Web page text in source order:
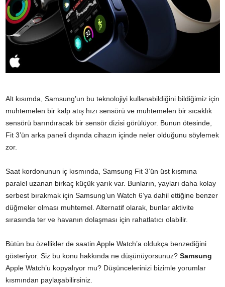
Alt kısımda, Samsung’un bu teknolojiyi kullanabildiğini bildiğimiz için
muhtemelen bir kalp atış hızı sensörü ve muhtemelen bir sıcaklık
sensörü barındıracak bir sensör dizisi görülüyor. Bunun ötesinde,
Fit 3’ün arka paneli dışında cihazın içinde neler olduğunu söylemek
zor.
Saat kordonunun iç kısmında, Samsung Fit 3’ün üst kısmına
paralel uzanan birkaç küçük yarık var. Bunların, yayları daha kolay
serbest bırakmak için Samsung’un Watch 6’ya dahil ettiğine benzer
düğmeler olması muhtemel. Alternatif olarak, bunlar aktivite
sırasında ter ve havanın dolaşması için rahatlatıcı olabilir.
Bütün bu özellikler de saatin Apple Watch’a oldukça benzediğini
gösteriyor. Siz bu konu hakkında ne düşünüyorsunuz? Samsung
Apple Watch’u kopyalıyor mu? Düşüncelerinizi bizimle yorumlar
kısmından paylaşabilirsiniz.